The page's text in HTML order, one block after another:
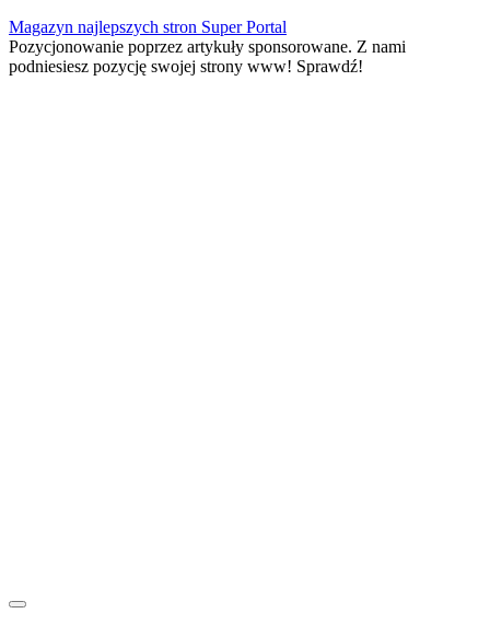
Skip
to
content
Magazyn najlepszych stron Super Portal
Pozycjonowanie poprzez artykuły sponsorowane. Z nami
podniesiesz pozycję swojej strony www! Sprawdź!
Menu